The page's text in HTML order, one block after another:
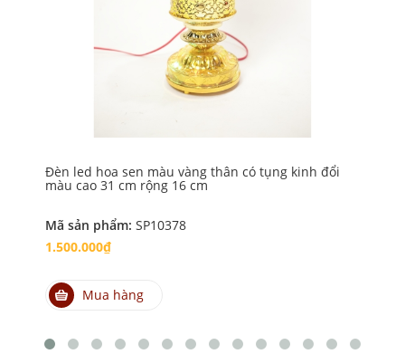
Đèn led hoa sen màu vàng thân có tụng kinh đổi
màu cao 31 cm rộng 16 cm
Mã sản phẩm: SP10378
1.500.000₫
Mua hàng